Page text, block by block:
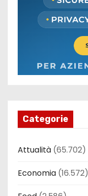
Categorie
Attualità (65.702)
Economia (16.572)